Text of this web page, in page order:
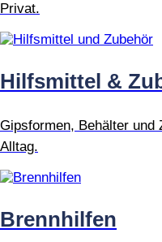
Privat.
Hilfsmittel &
Gipsformen, Behälter und
Alltag.
Brennhilfen